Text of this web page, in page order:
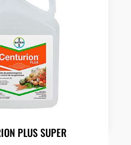
PLUS SUPER